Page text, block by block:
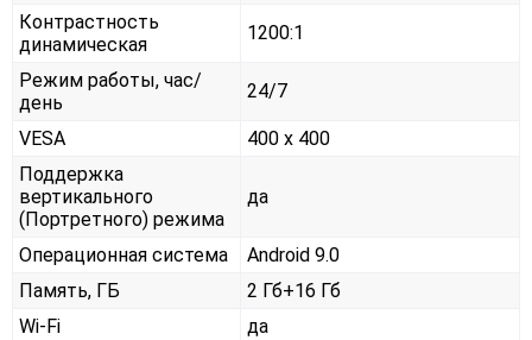
Контрастность
динамическая
1200:1
Режим работы, час/
день
24/7
VESA
400 x 400
Поддержка
вертикального
(Портретного) режима
да
Операционная система
Android 9.0
Память, ГБ
2 Гб+16 Гб
Wi-Fi
да